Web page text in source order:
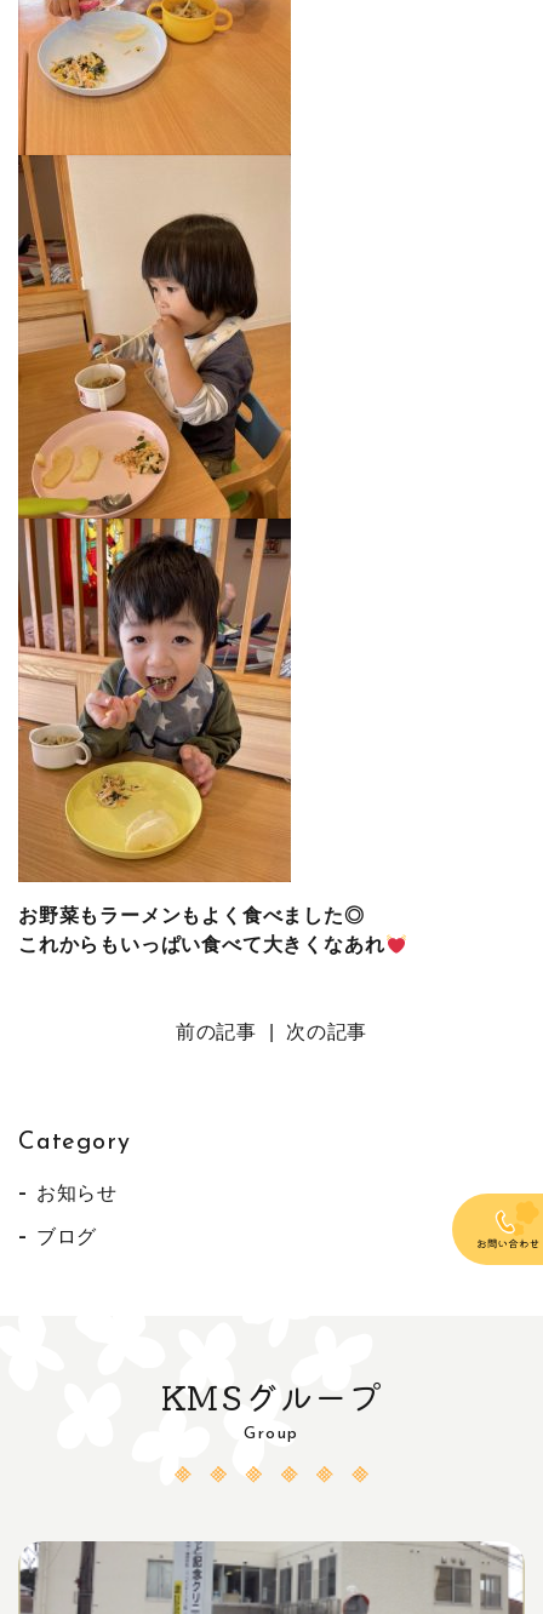
Category
お知らせ
ブログ
お野菜もラーメンもよく食べました◎
これからもいっぱい食べて大きくなあれ
前の記事 次の記事
KMSグループ
Group